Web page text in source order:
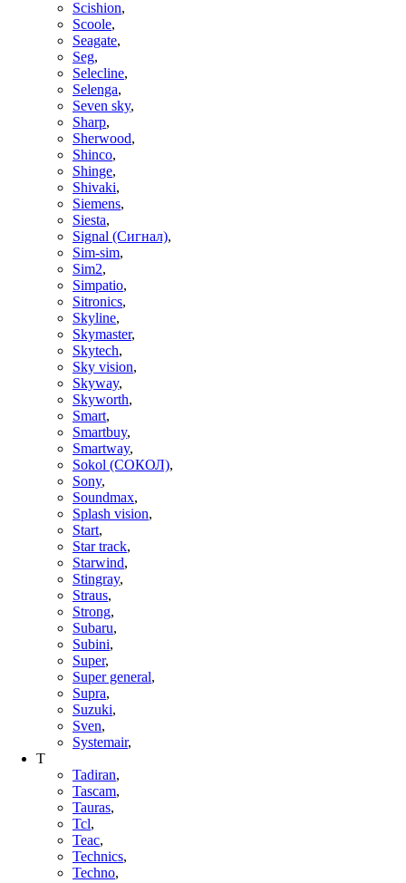
Scishion,
Scoole,
Seagate,
Seg,
Selecline,
Selenga,
Seven sky,
Sharp,
Sherwood,
Shinco,
Shinge,
Shivaki,
Siemens,
Siesta,
Signal (Сигнал),
Sim-sim,
Sim2,
Simpatio,
Sitronics,
Skyline,
Skymaster,
Skytech,
Sky vision,
Skyway,
Skyworth,
Smart,
Smartbuy,
Smartway,
Sokol (СОКОЛ),
Sony,
Soundmax,
Splash vision,
Start,
Star track,
Starwind,
Stingray,
Straus,
Strong,
Subaru,
Subini,
Super,
Super general,
Supra,
Suzuki,
Sven,
Systemair,
T
Tadiran,
Tascam,
Tauras,
Tcl,
Teac,
Technics,
Techno,